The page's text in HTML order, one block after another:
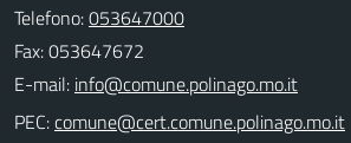
Telefono:053647000
Fax: 053647672
E-mail:
PEC: